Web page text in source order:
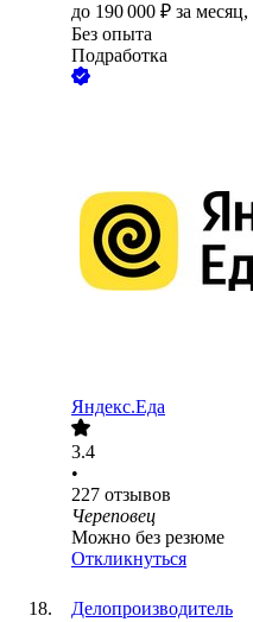
до 190 000 ₽ за месяц,
Без опыта
Подработка
Яндекс.Еда
3.4
•
227 отзывов
Череповец
Можно без резюме
Откликнуться
Делопроизводитель